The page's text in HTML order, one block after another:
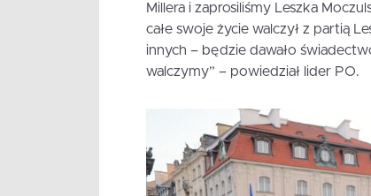
Millera i zaprosiliśmy Leszka
całe swoje życie walczył z partią
innych – będzie dawało
walczymy” – powiedział lider PO.